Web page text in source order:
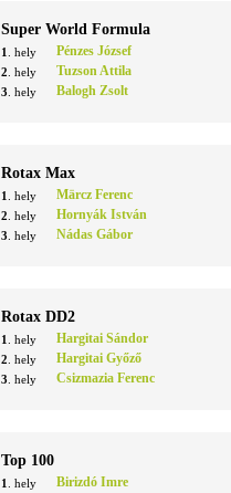
Super World Formula
1 . hely Pénzes József
2 . hely Tuzson Attila
3 . hely Balogh Zsolt
Rotax Max
1 . hely Märcz Ferenc
2 . hely Hornyák István
3 . hely Nádas Gábor
Rotax DD2
1 . hely Hargitai Sándor
2 . hely Hargitai Győző
3 . hely Csizmazia Ferenc
Top 100
1 . hely Birizdó Imre